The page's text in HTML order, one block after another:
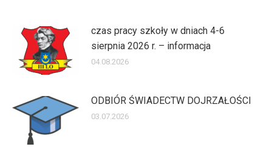
czas pracy szkoły w dniach 4-6
sierpnia 2026 r. – informacja
04.08.2026
ODBIÓR ŚWIADECTW DOJRZAŁOŚCI
03.07.2026